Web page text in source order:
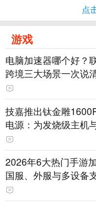
点
游戏
电脑加速器哪个好？
跨境三大场景一次说
技嘉推出钛金雕
电源：为发烧级主机
打造旗舰供电方案
2026年6大热门手游
国服、外服与多设备